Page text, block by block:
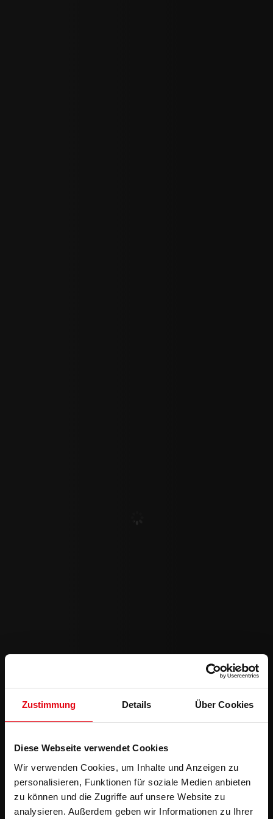
Zustimmung Details Über Cookies
Diese Webseite verwendet Cookies
Wir verwenden Cookies, um Inhalte und Anzeigen zu
personalisieren, Funktionen für soziale Medien anbieten
zu können und die Zugriffe auf unsere Website zu
analysieren. Außerdem geben wir Informationen zu Ihrer